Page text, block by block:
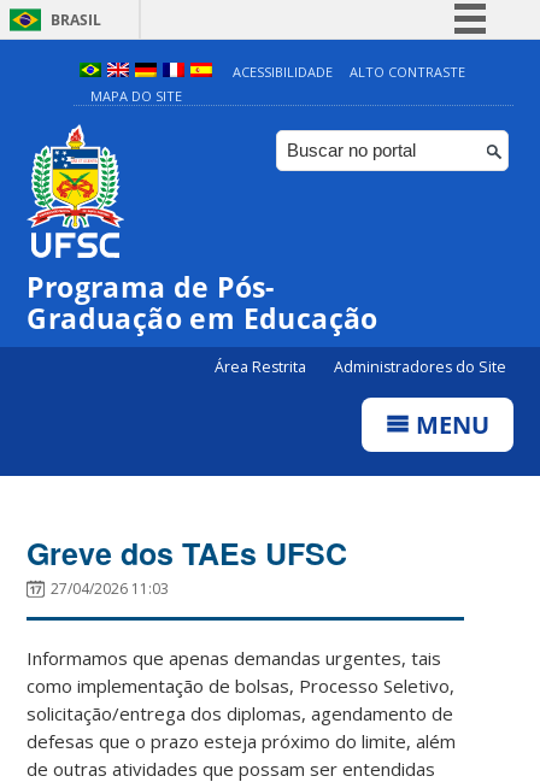
BRASIL
Simplifique!
Comunica BR
Participe
ACESSIBILIDADE
ALTO CONTRASTE
MAPA DO SITE
Programa de Pós-
Graduação em Educação
Área Restrita Administradores do Site
MENU
Greve dos TAEs UFSC
27/04/2026 11:03
Informamos que apenas demandas urgentes, tais
como implementação de bolsas, Processo Seletivo,
solicitação/entrega dos diplomas, agendamento de
defesas que o prazo esteja próximo do limite, além
de outras atividades que possam ser entendidas